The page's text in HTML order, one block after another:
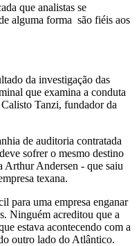
que analistas se
alguma forma são fiéis aos
da investigação das
que examina a conduta
Tanzi, fundador da
de auditoria contratada
sofrer o mesmo destino
Arthur Andersen - que saiu
texana.
para uma empresa enganar
Ninguém acreditou que a
estava acontecendo com a
outro lado do Atlântico.